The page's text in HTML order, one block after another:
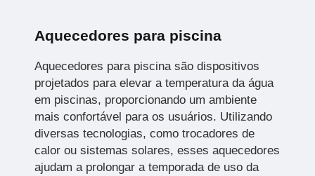
Aquecedores para piscina
Aquecedores para piscina são dispositivos
projetados para elevar a temperatura da água
em piscinas, proporcionando um ambiente
mais confortável para os usuários. Utilizando
diversas tecnologias, como trocadores de
calor ou sistemas solares, esses aquecedores
ajudam a prolongar a temporada de uso da